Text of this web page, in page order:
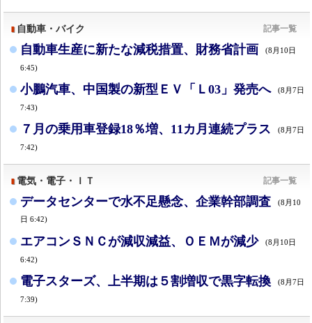
自動車・バイク 記事一覧
自動車生産に新たな減税措置、財務省計画 (8月10日
6:45)
小鵬汽車、中国製の新型ＥＶ「Ｌ03」発売へ (8月7日
7:43)
７月の乗用車登録18％増、11カ月連続プラス (8月7日
7:42)
電気・電子・ＩＴ 記事一覧
データセンターで水不足懸念、企業幹部調査
(8月10
日 6:42)
エアコンＳＮＣが減収減益、ＯＥＭが減少 (8月10日
6:42)
電子スターズ、上半期は５割増収で黒字転換 (8月7日
7:39)